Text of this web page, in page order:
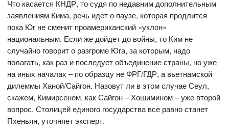
Что касается КНДР, то судя по недавним дополнительным
заявлениям Кима, речь идет о паузе, которая продлится
пока Юг не сменит проамериканский «уклон»
национальным. Если же дойдет до войны, то Ким не
случайно говорит о разгроме Юга, за которым, надо
полагать, как раз и последует объединение страны, но уже
на иных началах – по образцу не ФРГ/ГДР, а вьетнамской
дилеммы Ханой/Сайгон. Назовут ли в этом случае Сеул,
скажем, Кимирсеном, как Сайгон – Хошимином – уже второй
вопрос. Столицей единого государства все равно станет
Пхеньян, уточняет эксперт.